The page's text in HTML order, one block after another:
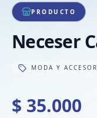
PRODUCTO
Neceser
MODA Y
$ 35.000